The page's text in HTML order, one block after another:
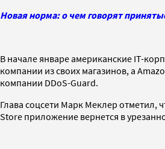
Новая норма: о чем говорят
В начале январе американские IT-
компании из своих магазинов, а
компании DDoS-Guard.
Глава соцсети Марк Меклер отметил,
Store приложение вернется в